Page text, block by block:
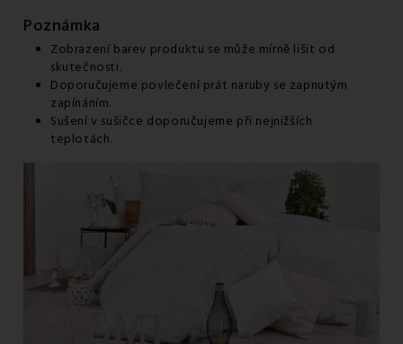
Poznámka
Zobrazení barev produktu se může mírně lišit od
skutečnosti.
Doporučujeme povlečení prát naruby se zapnutým
zapínáním.
Sušení v sušičce doporučujeme při nejnižších
teplotách.